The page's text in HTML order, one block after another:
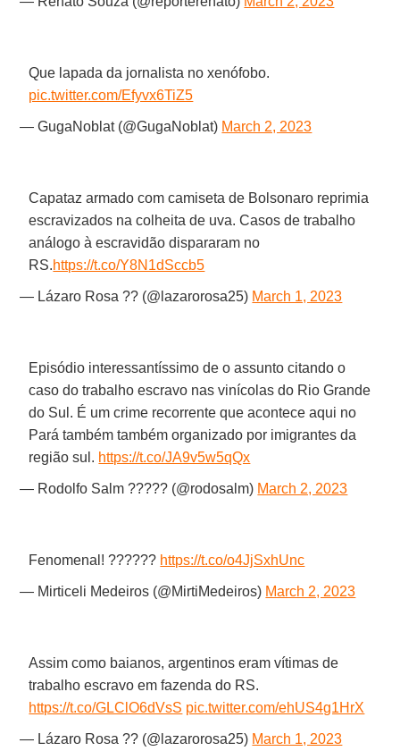
Que lapada da jornalista no xenófobo.
pic.twitter.com/Efyvx6TiZ5
— GugaNoblat (@GugaNoblat) March 2, 2023
Capataz armado com camiseta de Bolsonaro reprimia
escravizados na colheita de uva. Casos de trabalho
análogo à escravidão dispararam no
RS.https://t.co/Y8N1dSccb5
— Lázaro Rosa ?? (@lazarorosa25) March 1, 2023
Episódio interessantíssimo de o assunto citando o
caso do trabalho escravo nas vinícolas do Rio Grande
do Sul. É um crime recorrente que acontece aqui no
Pará também também organizado por imigrantes da
região sul. https://t.co/JA9v5w5qQx
— Rodolfo Salm ????? (@rodosalm) March 2, 2023
Fenomenal! ?????? https://t.co/o4JjSxhUnc
— Mirticeli Medeiros (@MirtiMedeiros) March 2, 2023
Assim como baianos, argentinos eram vítimas de
trabalho escravo em fazenda do RS.
https://t.co/GLClO6dVsS pic.twitter.com/ehUS4g1HrX
— Lázaro Rosa ?? (@lazarorosa25) March 1, 2023